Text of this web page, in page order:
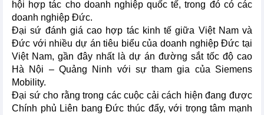
hội hợp tác cho doanh nghiệp quốc tế, trong đó có các
doanh nghiệp Đức.
Đại sứ đánh giá cao hợp tác kinh tế giữa Việt Nam và
Đức với nhiều dự án tiêu biểu của doanh nghiệp Đức tại
Việt Nam, gần đây nhất là dự án đường sắt tốc độ cao
Hà Nội – Quảng Ninh với sự tham gia của Siemens
Mobility.
Đại sứ cho rằng trong các cuộc cải cách hiện đang được
Chính phủ Liên bang Đức thúc đẩy, với trọng tâm mạnh